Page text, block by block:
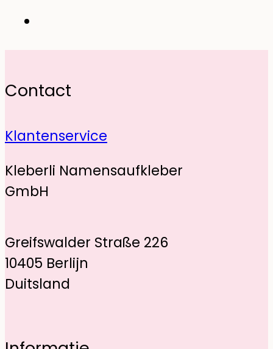
Contact
Klantenservice
Kleberli Namensaufkleber
GmbH
Greifswalder Straße 226
10405 Berlijn
Duitsland